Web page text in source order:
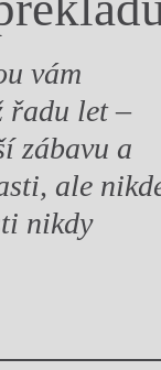
vám
řadu let –
zábavu a
ale
nikdy